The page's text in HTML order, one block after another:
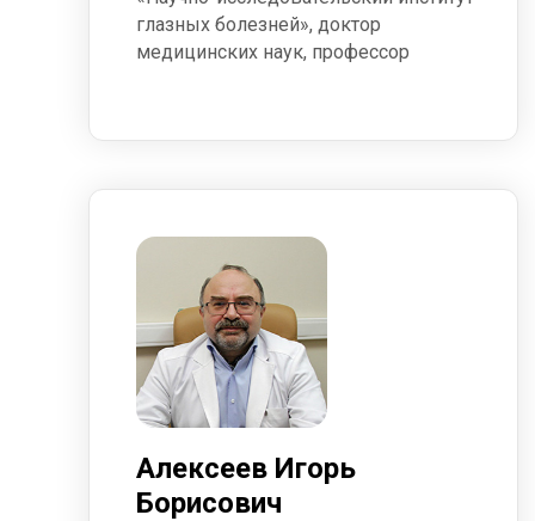
глазных болезней», доктор
медицинских наук, профессор
Алексеев Игорь
Борисович